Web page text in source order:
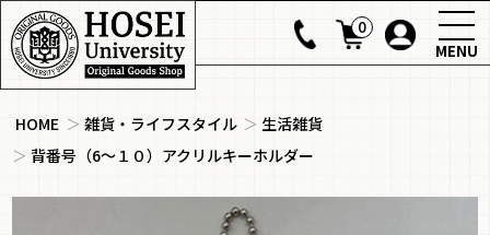
0
MENU
HOME ＞ 雑貨・ライフスタイル ＞ 生活雑貨
＞ 背番号（6～１０）アクリルキーホルダー